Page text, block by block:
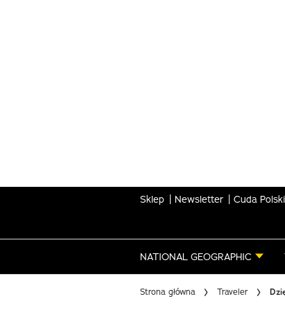
Sklep Newsletter Cuda Polski
NATIONAL GEOGRAPHIC
Strona główna Traveler